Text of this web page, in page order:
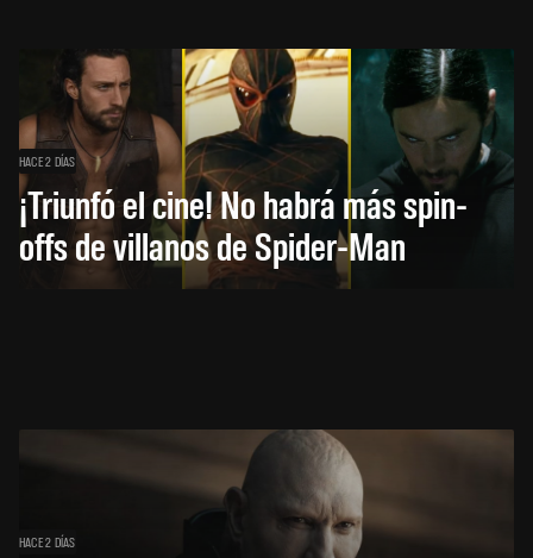
HACE 2 DÍAS
¡Triunfó el cine! No habrá más spin-
offs de villanos de Spider-Man
HACE 2 DÍAS